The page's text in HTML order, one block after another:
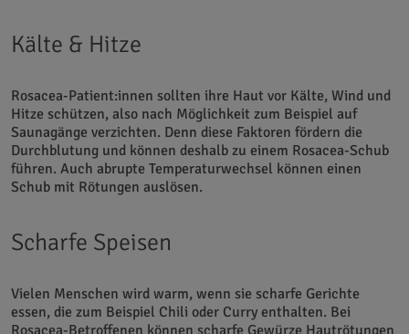
Kälte & Hitze
Rosacea-Patient:innen sollten ihre Haut vor Kälte, Wind und
Hitze schützen, also nach Möglichkeit zum Beispiel auf
Saunagänge verzichten. Denn diese Faktoren fördern die
Durchblutung und können deshalb zu einem Rosacea-Schub
führen. Auch abrupte Temperaturwechsel können einen
Schub mit Rötungen auslösen.
Scharfe Speisen
Vielen Menschen wird warm, wenn sie scharfe Gerichte
essen, die zum Beispiel Chili oder Curry enthalten. Bei